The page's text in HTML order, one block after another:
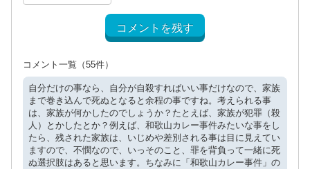
コメントを残す
コメント一覧 （55件）
自分だけの事なら、自分が自殺すればいい事だけなので、家族
まで巻き込んで死ぬとなると余程の事ですね。考えられる事
は、家族が何かしたのでしょうか？たとえば、家族が犯罪（殺
人）とかしたとか？例えば、和歌山カレー事件みたいな事をし
たら、残された家族は、いじめや差別される事は目に見えてい
ますので、不憫なので、いっそのこと、罪を背負って一緒に死
ぬ選択肢はあると思います。ちなみに「和歌山カレー事件」の